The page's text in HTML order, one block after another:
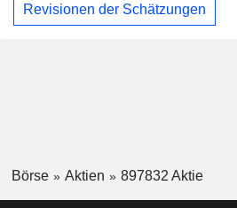
Revisionen der Schätzungen
Börse Aktien 897832 Aktie